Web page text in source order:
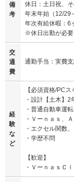
備
考
休日：土日祝、
年末年始（12/29
年次有給休暇：6
※休日出勤が必要
交
通
費
通勤手当：実費
経
験
な
ど
【必須資格/PCス
・設計【土木】2
・普通自動車運
・Ｖーｎａｓ、
・エクセル関数
・学歴不問
【歓迎】
・ＶーｎａｓＣ